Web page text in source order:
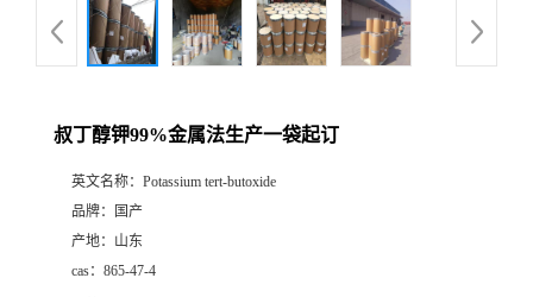
叔丁醇钾99%金属法生产一袋起订
英文名称： Potassium tert-butoxide
品牌：
国产
产地： 山东
cas： 865-47-4